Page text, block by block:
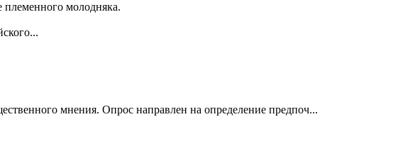
молодняка.
мнения. Опрос направлен на определение предпоч...